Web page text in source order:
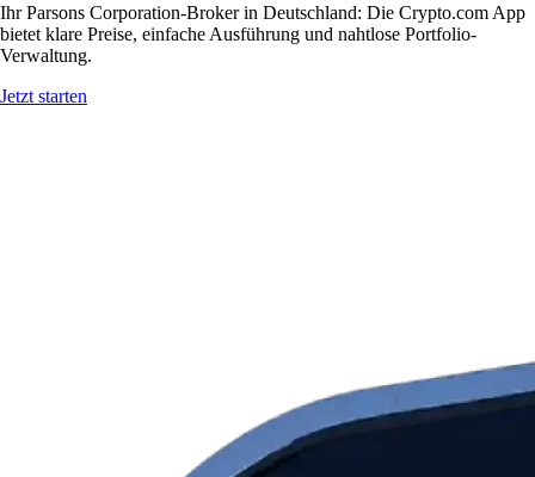
Ihr Parsons Corporation-Broker in Deutschland: Die Crypto.com App
bietet klare Preise, einfache Ausführung und nahtlose Portfolio-
Verwaltung.
Jetzt starten